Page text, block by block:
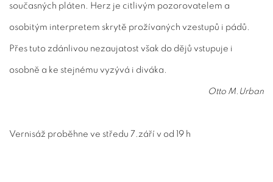
současných pláten. Herz je citlivým pozorovatelem a
osobitým interpretem skrytě prožívaných vzestupů i pádů.
Přes tuto zdánlivou nezaujatost však do dějů vstupuje i
osobně a ke stejnému vyzývá i diváka.
Otto M.Urban
Vernisáž proběhne ve středu 7.září v od 19 h